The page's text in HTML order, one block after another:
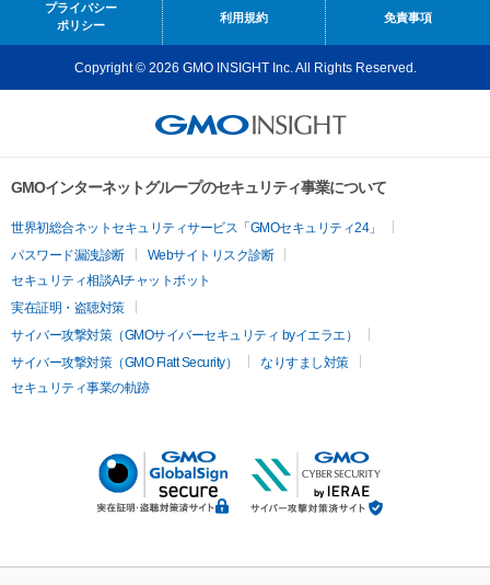
プライバシー
ポリシー
利用規約 免責事項
Copyright © 2026 GMO INSIGHT Inc. All Rights Reserved.
GMOインターネットグループのセキュリティ事業について
世界初総合ネットセキュリティサービス「GMOセキュリティ24」
パスワード漏洩診断
Webサイトリスク診断
セキュリティ相談AIチャットボット
実在証明・盗聴対策
サイバー攻撃対策（GMOサイバーセキュリティ byイエラエ）
サイバー攻撃対策（GMO Flatt Security）
なりすまし対策
セキュリティ事業の軌跡